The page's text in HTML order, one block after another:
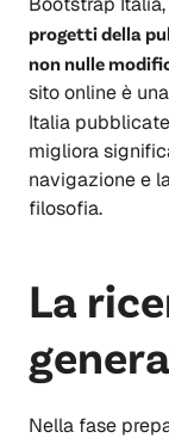
progetti della
non nulle
sito online è
Italia
migliora
navigazione e
filosofia.
La
Nella fase